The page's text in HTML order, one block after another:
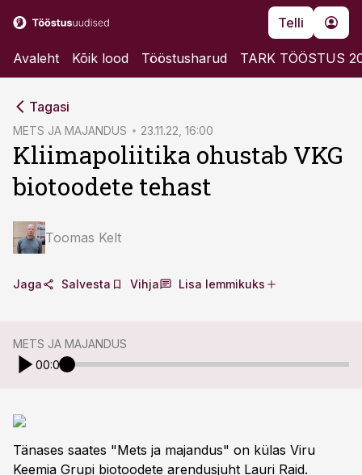
Telli
Avaleht Kõik lood Tööstusharud TARK TÖÖSTUS
Tagasi
METS JA MAJANDUS 23.11.22, 16:00
Kliimapoliitika ohustab VKG
biotoodete tehast
Toomas Kelt
Jaga Salvesta Vihja Lisa lemmikuks
METS JA MAJANDUS
00:00
Tänases saates "Mets ja majandus" on külas Viru
Keemia Grupi biotoodete arendusjuht Lauri Raid.